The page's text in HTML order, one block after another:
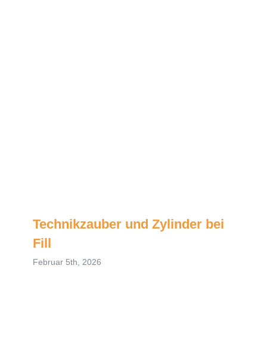
Technikzauber und Zylinder bei
Fill
Februar 5th, 2026